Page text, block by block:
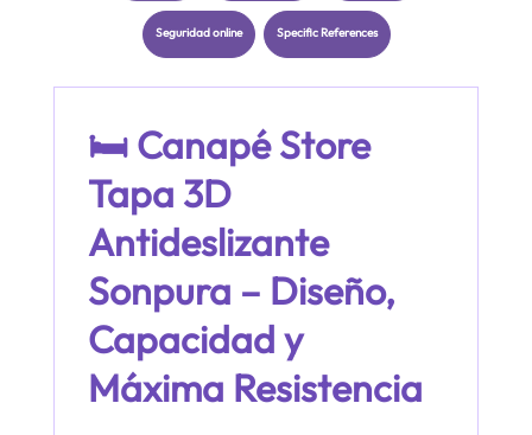
Seguridad online Specific References
🛏️ Canapé Store
Tapa 3D
Antideslizante
Sonpura – Diseño,
Capacidad y
Máxima Resistencia